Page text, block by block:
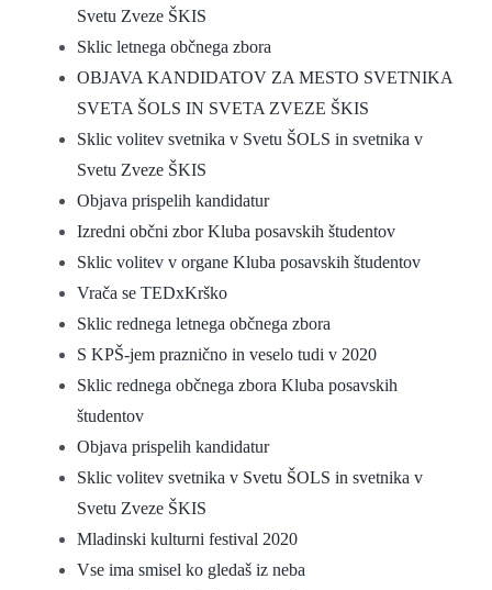
Svetu Zveze ŠKIS
Sklic letnega občnega zbora
OBJAVA KANDIDATOV ZA MESTO SVETNIKA
SVETA ŠOLS IN SVETA ZVEZE ŠKIS
Sklic volitev svetnika v Svetu ŠOLS in svetnika v
Svetu Zveze ŠKIS
Objava prispelih kandidatur
Izredni občni zbor Kluba posavskih študentov
Sklic volitev v organe Kluba posavskih študentov
Vrača se TEDxKrško
Sklic rednega letnega občnega zbora
S KPŠ-jem praznično in veselo tudi v 2020
Sklic rednega občnega zbora Kluba posavskih
študentov
Objava prispelih kandidatur
Sklic volitev svetnika v Svetu ŠOLS in svetnika v
Svetu Zveze ŠKIS
Mladinski kulturni festival 2020
Vse ima smisel ko gledaš iz neba